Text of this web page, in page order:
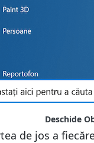
Deschide
de jos a